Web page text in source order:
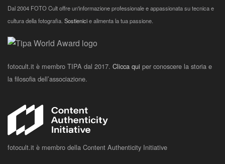
Dal 2004 FOTO Cult offre un'informazione professionale e appassionata su tecnica e
cultura della fotografia. Sostienicie alimenta la tua passione.
fotocult.it è membro TIPA dal 2017. Clicca qui per conoscere la storia e
la filosofia dell’associazione.
fotocult.it è membro della Content Authenticity Initiative